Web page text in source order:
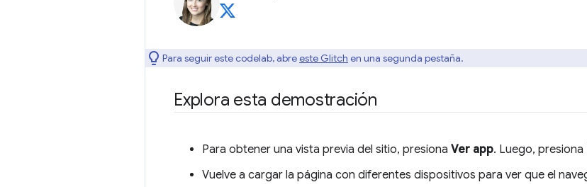
Para seguir este codelab, abreeste Glitch en una segunda pestaña.
Explora esta demostración
Para obtener una vista previa del sitio, presiona Ver app. Luego, presiona
Vuelve a cargar la página con diferentes dispositivos para ver que el